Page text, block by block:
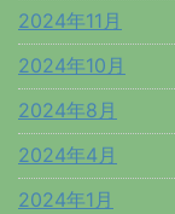
2024年11月
2024年10月
2024年8月
2024年4月
2024年1月